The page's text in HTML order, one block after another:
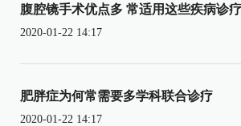
腹腔镜手术优点多 常适用这些疾病诊疗
2020-01-22 14:17
肥胖症为何常需要多学科联合诊疗
2020-01-22 14:17